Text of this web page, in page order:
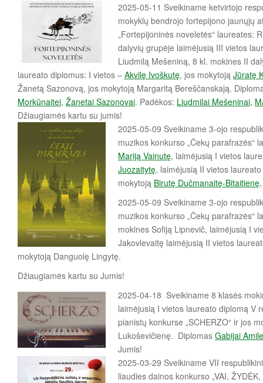
2025-05-11 Sveikiname ketvirtojo
mokyklų bendrojo fortepijono jaunųjų
„Fortepijoninės noveletės“ laureates:
dalyvių grupėje laimėjusią III vietos
Liudmilą Mešeniną, 8 kl. mokines II
laureato diplomus: I vietos – Akvilę Ivoškutę, jos mokytoją Jūratę
Žanetą Sazonovą, jos mokytoją Margaritą Bereščanskają.
Morkūnaitei, Žanetai Sazonovai. Padėkos: Liudmilai Mešeninai,
Džiaugiamės kartu su jumis!
2025-05-09 Sveikiname 3-ojo
muzikos konkurso „Čekų parafrazės“
Mariją Vainutę, laimėjusią I vietos
Juozaitytę, laimėjusią II vietos
mokytoją Birutę Dučmanaitę-Bitaitienę
2025-05-09 Sveikiname 3-ojo
muzikos konkurso „Čekų parafrazės“
mokines Sofiją Lipnevič, laimėjusią I
Jakovlevaitę laimėjusią II vietos
mokytoją Danguolę Lingytę.
Džiaugiamės kartu su Jumis!
2025-04-18 Sveikiname 8 klasės
laimėjusią I vietos laureato diplomą V
pianistų konkurse „SCHERZO“ ir jos
Lukoševičienę. Diplomas Gabijai
Jumis!
2025-03-29 Sveikiname VII
liaudies dainos konkurso „VAI,